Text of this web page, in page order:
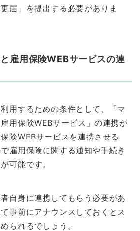
届」を提出する必要がありま
雇用保険WEBサービスの連
用するための条件として、「マ
用保険WEBサービス」の連携が
険WEBサービスを連携させる
雇用保険に関する通知や手続き
可能です。
自身に連携してもらう必要があ
事前にアナウンスしておくとス
られるでしょう。